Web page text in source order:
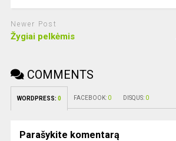
Newer Post
Žygiai pelkėmis
COMMENTS
WORDPRESS: 0 FACEBOOK: 0 DISQUS: 0
Parašykite komentarą